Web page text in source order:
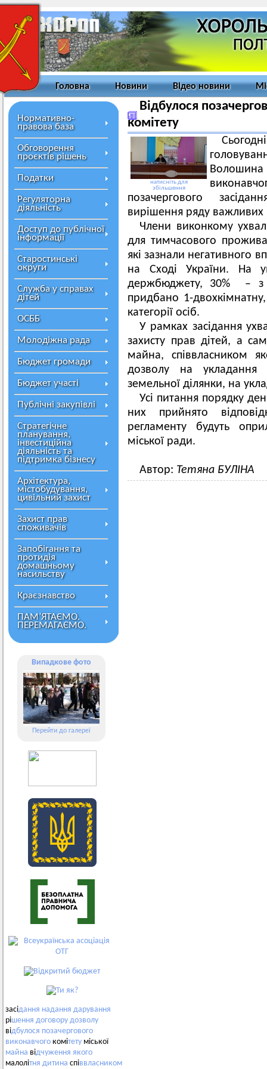
Головна Новини Відео новини
Нормативно-
правова база
Обговорення
проєктів рішень
Податки
Регуляторна
діяльність
Доступ до публічної
інформації
Старостинські
округи
Служба у справах
дітей
ОСББ
Молодіжна рада
Бюджет громади
Бюджет участі
Публічні закупівлі
Стратегічне
планування,
інвестиційна
діяльність та
підтримка бізнесу
Архітектура,
містобудування,
цивільний захист
Захист прав
споживачів
Запобігання та
протидія
домашньому
насильству
Краєзнавство
ПАМ’ЯТАЄМО.
ПЕРЕМАГАЄМО.
Випадкове фото
Перейти до галереї
засідання надання дарування
рішення договору дозволу
відбулося позачергового
виконавчого комітету міської
майна відчуження якого
малолітня дитина співвласником
Відбулося
комітету
натисніть для
збільшення
Волошина
позачергового
вирішення ряду важливих
Члени виконкому
для тимчасового
які зазнали негативного
на Сході України. На
держбюджету, 30% – з
придбано 1-
категорії осіб.
У рамках засідання
захисту прав дітей, а
майна, співвласником
дозволу на укладання
земельної ділянки, на
Усі питання порядку
них прийнято
регламенту будуть
міської ради.
Автор: Тетяна БУЛІНА